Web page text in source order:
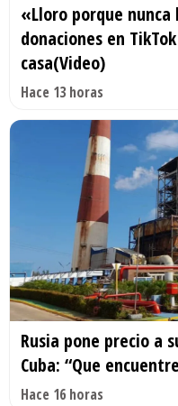
«Lloro porque
donaciones en
casa(Video)
Hace 13 horas
Rusia pone precio a
Cuba: “Que
Hace 16 horas